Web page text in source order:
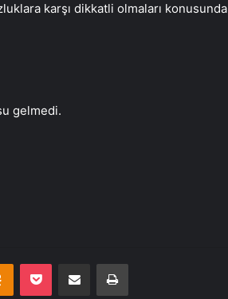
karşı dikkatli olmaları konusunda
gelmedi.
Odnoklassniki
Pocket E-Posta ile paylaş Yazdır